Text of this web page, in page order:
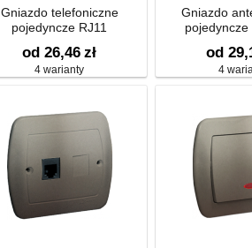
Gniazdo telefoniczne
pojedyncze RJ11
od 26,46 zł
4 warianty
Gniazdo
od
4